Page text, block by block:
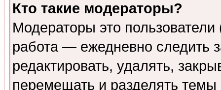
Кто такие модераторы?
Модераторы это
работа — ежедневно следить
редактировать, удалять,
перемещать и разделять